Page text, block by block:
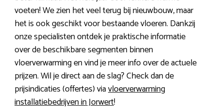
voeten! We zien het veel terug bij nieuwbouw, maar
het is ook geschikt voor bestaande vloeren. Dankzij
onze specialisten ontdek je praktische informatie
over de beschikbare segmenten binnen
vloerverwarming en vind je meer info over de actuele
prijzen. Wil je direct aan de slag? Check dan de
prijsindicaties (offertes) viavloerverwarming
installatiebedrijven in Jorwert!